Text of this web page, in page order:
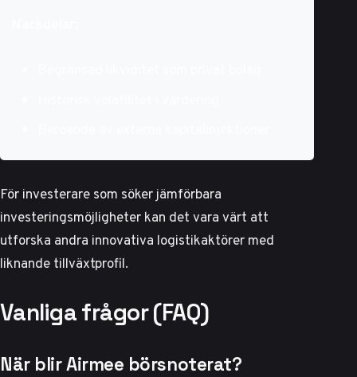
För investerare som söker jämförbara
investeringsmöjligheter kan det vara värt att
utforska andra innovativa logistikaktörermed
liknande tillväxtprofil.
Vanliga frågor (FAQ)
När blir Airmee börsnoterat?